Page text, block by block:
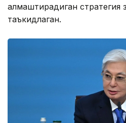
алмаштирадиган стратегия
таъкидлаган.